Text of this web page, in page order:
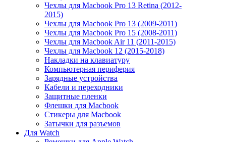
Чехлы для Macbook Pro 13 Retina (2012-
2015)
Чехлы для Macbook Pro 13 (2009-2011)
Чехлы для Macbook Pro 15 (2008-2011)
Чехлы для Macbook Air 11 (2011-2015)
Чехлы для Macbook 12 (2015-2018)
Накладки на клавиатуру
Компьютерная периферия
Зарядные устройства
Кабели и переходники
Защитные пленки
Флешки для Macbook
Стикеры для Macbook
Затычки для разъемов
Для Watch